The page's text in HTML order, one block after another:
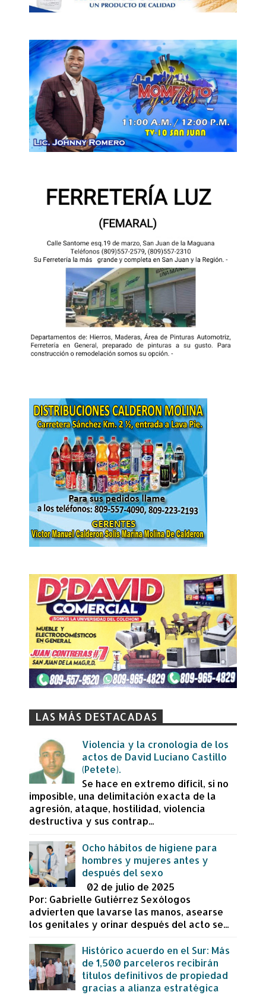
LAS MÁS DESTACADAS
Violencia y la cronología de los
actos de David Luciano Castillo
(Petete).
Se hace en extremo difícil, si no
imposible, una delimitación exacta de la
agresión, ataque, hostilidad, violencia
destructiva y sus contrap...
Ocho hábitos de higiene para
hombres y mujeres antes y
después del sexo
02 de julio de 2025
Por: Gabrielle Gutiérrez Sexólogos
advierten que lavarse las manos, asearse
los genitales y orinar después del acto se...
Histórico acuerdo en el Sur: Más
de 1,500 parceleros recibirán
títulos definitivos de propiedad
gracias a alianza estratégica